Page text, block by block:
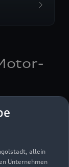
allein
Unternehmen